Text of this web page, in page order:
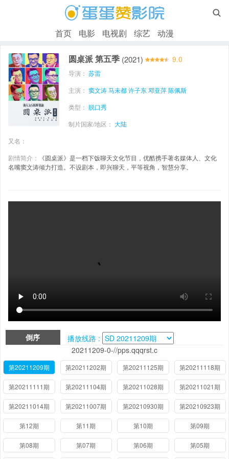

首页 电影 电视剧 综艺 动漫
圆桌派 第五季 (2021) 9.0
导演： 苏雷
主演： 窦文涛马未都许子东 邓亚萍陈佩斯
类型： 脱口秀
制片国家/地区： 大陆
又名：
剧情简介：
《圆桌派》是一档下饭聊天文化节目，优酷携手著名媒体人、文化
名嘴窦文涛倾力打造。不设剧本，即兴聊天，平等视角，智慧分享。
倒序
播放线路 :
20211209-0-//pps.qqqrst.c
第20211209期 第20211202期 第20211125期 第20211118期
第20211111期 第20211104期 第20211028期 第20211021期
第20211014期 第20211007期 第20210930期 第20210923期
第12期 第11期 第10期 第09期
第08期 第07期 第06期 第05期